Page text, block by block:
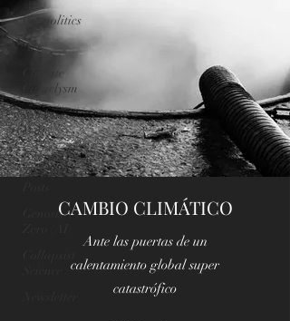
Geopolitics
Art
Climate
Cataclysm
Nuclear
War
Genosis
Zero (AI)
GenosisCAMBIO CLIMÁTICO
Ante las puertas de un
calentamiento global super
catastrófico